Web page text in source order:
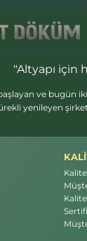
"Altyapı için
ve bugün
yenileyen